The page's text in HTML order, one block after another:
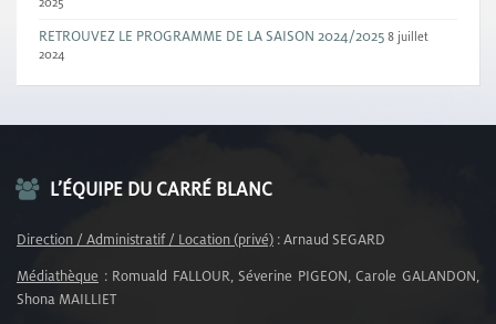
RETROUVEZ LE PROGRAMME DE LA SAISON 2024/2025 8 juillet
2024
L’ÉQUIPE DU CARRÉ BLANC
Direction / Administratif / Location (privé) : Arnaud SEGARD
Médiathèque : Romuald FALLOUR, Séverine PIGEON, Carole GALANDON,
Shona MAILLIET